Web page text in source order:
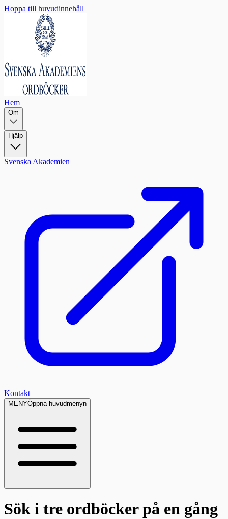
Hoppa till huvudinnehåll
Hem
Om
Hjälp
Svenska Akademien
Kontakt
MENYÖppna huvudmenyn
Sök i tre ordböckerpå en gång